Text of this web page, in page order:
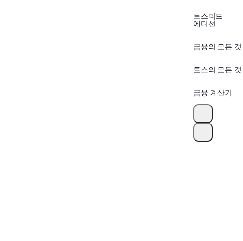
토스피드
에디션
금융의 모든 것
토스의 모든 것
금융 계산기